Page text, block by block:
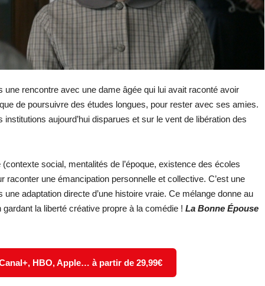
une rencontre avec une dame âgée qui lui avait raconté avoir
de poursuivre des études longues, pour rester avec ses amies.
aujourd’hui disparues et sur le vent de libération des
social, mentalités de l’époque, existence des écoles
raconter une émancipation personnelle et collective. C’est une
adaptation directe d’une histoire vraie. Ce mélange donne au
la liberté créative propre à la comédie ! La Bonne Épouse
HBO, Apple… à partir de 29,99€